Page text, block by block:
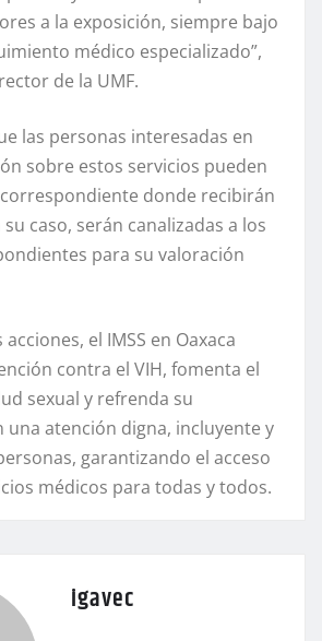
a la exposición, siempre bajo
médico especializado”,
de la UMF.
las personas interesadas en
sobre estos servicios pueden
donde recibirán
caso, serán canalizadas a los
para su valoración
el IMSS en Oaxaca
contra el VIH, fomenta el
sexual y refrenda su
atención digna, incluyente y
garantizando el acceso
médicos para todas y todos.
igavec